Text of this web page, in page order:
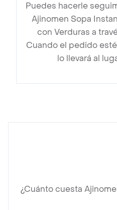
Puedes hacerle
Ajinomen Sopa
con Verduras a
Cuando el pedido
lo llevará al
¿Cuánto cuesta